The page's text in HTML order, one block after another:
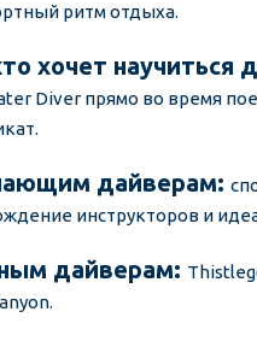
ритм отдыха.
хочет научиться
Diver прямо во время
дайверам:
инструкторов и
дайверам: